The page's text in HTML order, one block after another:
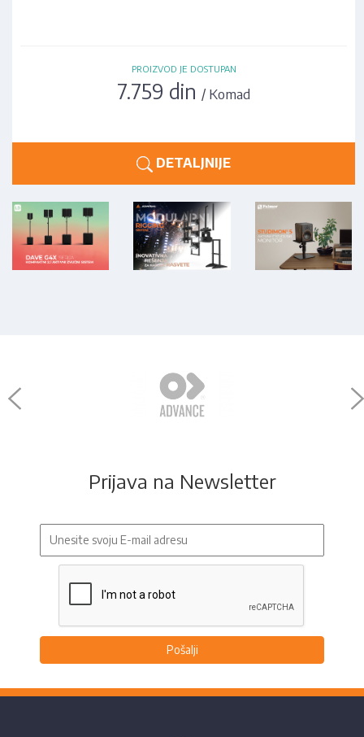
PROIZVOD JE DOSTUPAN
7.759 din / Komad
DETALJNIJE
Prijava na Newsletter
Pošalji